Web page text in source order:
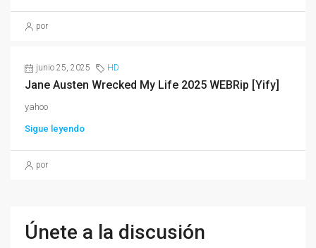
por
junio 25, 2025 HD
Jane Austen Wrecked My Life 2025 WEBRip [Yify]
yahoo
Sigue leyendo
por
Únete a la discusión